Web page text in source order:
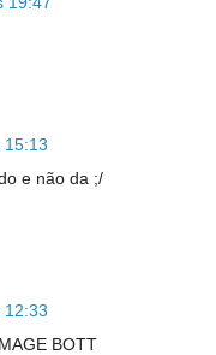
15:13
e não da ;/
12:33
BOTT